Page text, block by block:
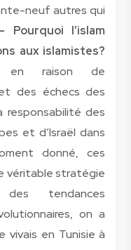
neuf autres qui
Pourquoi l’islam
aux islamistes?
en raison de
des échecs des
responsabilité des
et d’Israël dans
donné, ces
véritable stratégie
tendances
on a
vivais en Tunisie à